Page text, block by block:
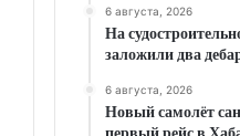
6 августа, 2026
На
заложили два
6 августа, 2026
Новый самолёт